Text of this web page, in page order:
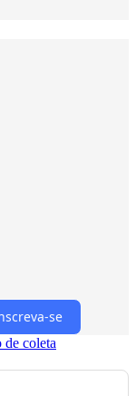
se
de coleta